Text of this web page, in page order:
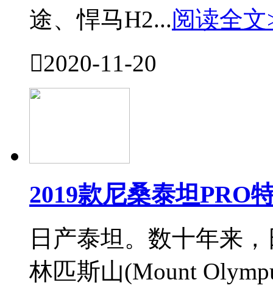
途、悍马H2...阅读全文
2020-11-20
2019款尼桑泰坦PRO
日产泰坦。数十年来
林匹斯山(Mount